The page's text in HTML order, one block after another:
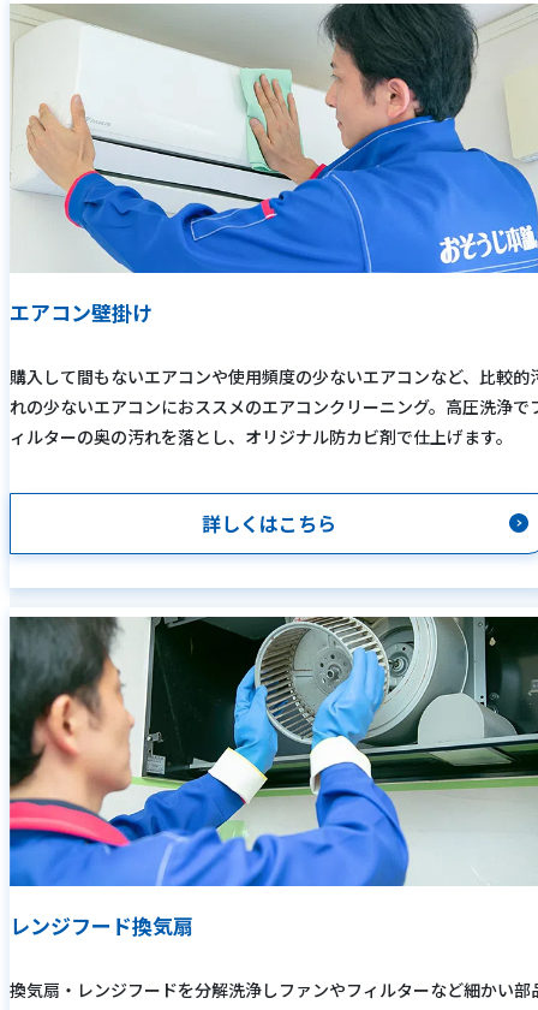
エアコン壁掛け
購入して間もないエアコンや使用頻度の少ないエアコンなど、比較的
れの少ないエアコンにおススメのエアコンクリーニング。高圧洗浄で
ィルターの奥の汚れを落とし、オリジナル防カビ剤で仕上げます。
詳しくはこちら
レンジフード換気扇
換気扇・レンジフードを分解洗浄しファンやフィルターなど細かい部